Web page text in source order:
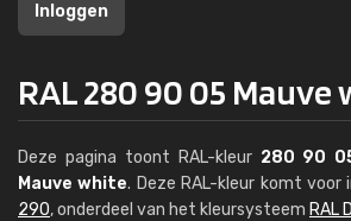
Inloggen
RAL 280 90 05 Mauve
Deze pagina toont RAL-kleur 280 90
Mauve white. Deze RAL-kleur komt voor
290, onderdeel van het kleursysteem RAL